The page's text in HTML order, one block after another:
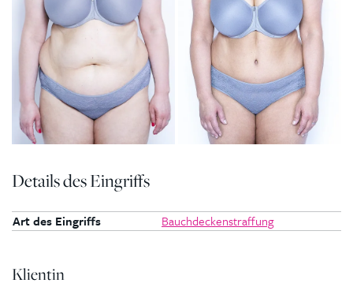
Details des Eingriffs
Art des Eingriffs Bauchdeckenstraffung
Klientin